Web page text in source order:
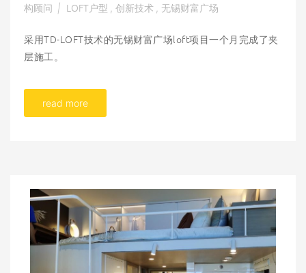
构顾问 | LOFT户型 创新技术 无锡财富广场
采用TD-LOFT技术的无锡财富广场loft项目一个月完成了夹
层施工。
read more